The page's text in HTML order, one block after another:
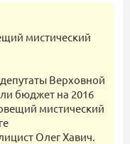
мистический
Верховной
бюджет на 2016
мистический
Олег Хавич.